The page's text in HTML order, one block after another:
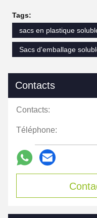
Tags:
sacs en plastique
Sacs d'emballage
Contacts
Contacts:
Téléphone: